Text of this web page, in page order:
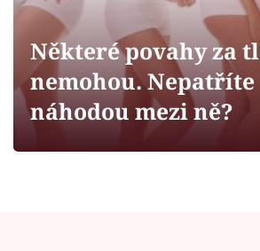
Sledujte prima+
Filmový festival Karlovy
Některé povahy za
nemohou. Nepatříte
náhodou mezi ně?